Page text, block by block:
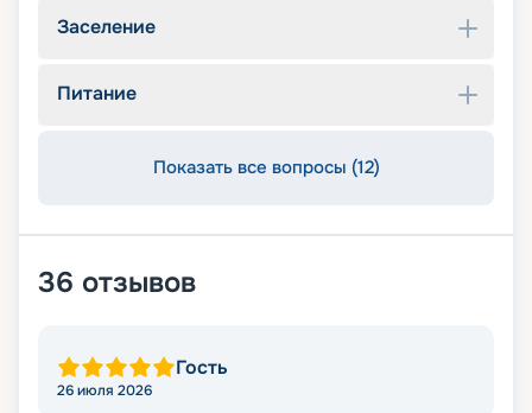
Заселение
Питание
Показать все вопросы (12)
36 отзывов
Гость
26 июля 2026